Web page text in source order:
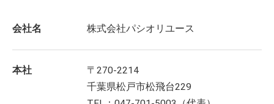
会社名 株式会社パシオリユース
本社
〒270-2214
千葉県松戸市松飛台229